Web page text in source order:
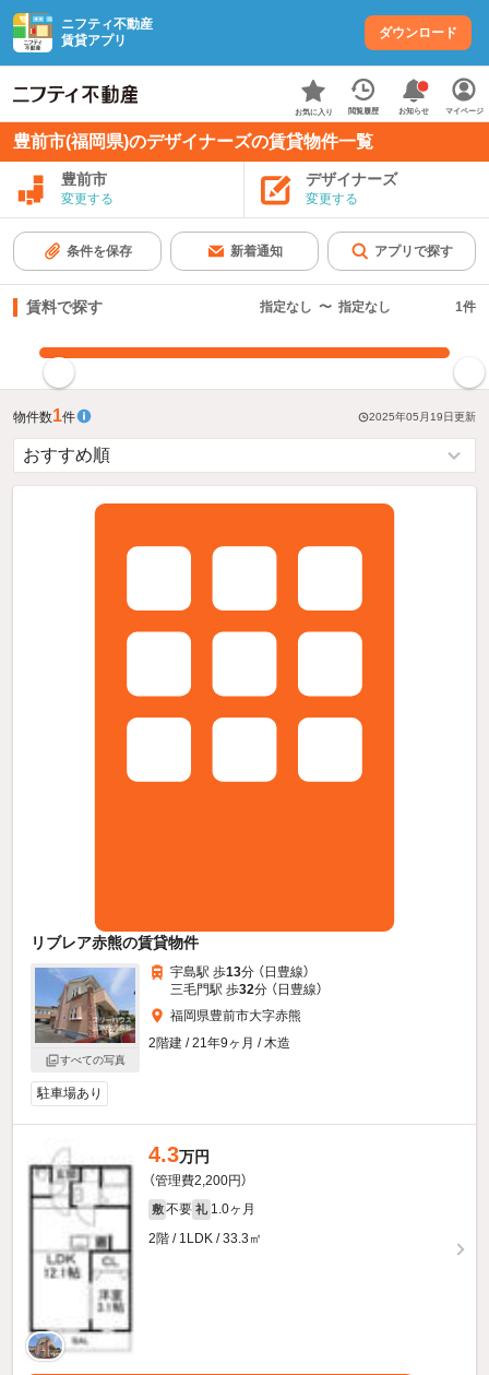
ニフティ不動産
賃貸アプリ
ダウンロード
お気に入り 閲覧履歴 お知らせ マイページ
豊前市(福岡県)のデザイナーズの賃貸物件一覧
豊前市
変更する
デザイナーズ
変更する
条件を保存 新着通知 アプリで探す
賃料で探す 指定なし 〜 指定なし 1件
物件数1件 2025年05月19日更新
リブレア赤熊の賃貸物件
すべての写真
宇島駅 歩13分 （日豊線）
三毛門駅 歩32分 （日豊線）
福岡県豊前市大字赤熊
2階建 / 21年9ヶ月 / 木造
駐車場あり
4.3万円
（管理費2,200円）
敷 不要 礼 1.0ヶ月
2階 / 1LDK / 33.3㎡